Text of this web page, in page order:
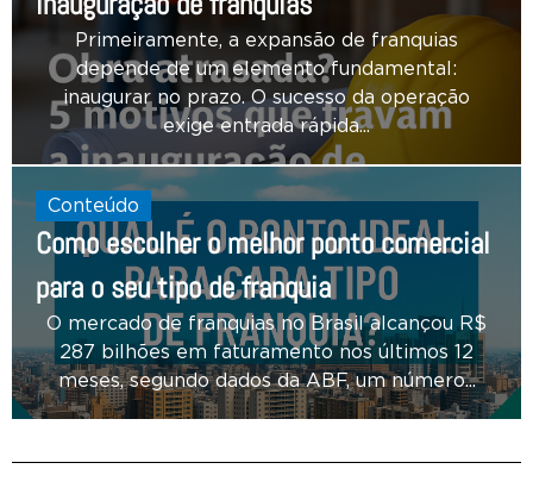
Primeiramente, a expansão de franquias
depende de um elemento fundamental:
inaugurar no prazo. O sucesso da operação
exige entrada rápida...
Conteúdo
Como escolher o melhor ponto comercial
para o seu tipo de franquia
O mercado de franquias no Brasil alcançou R$
287 bilhões em faturamento nos últimos 12
meses, segundo dados da ABF, um número...